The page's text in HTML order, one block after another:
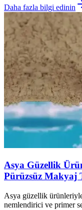
Daha fazla bilgi edinin
Asya Güzellik
Pürüzsüz Makyaj
Asya güzellik
nemlendirici ve primer